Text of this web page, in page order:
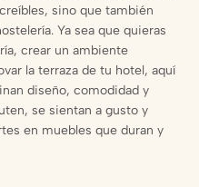
sino que también
Ya sea que quieras
crear un ambiente
la terraza de tu hotel, aquí
diseño, comodidad y
se sientan a gusto y
en muebles que duran y